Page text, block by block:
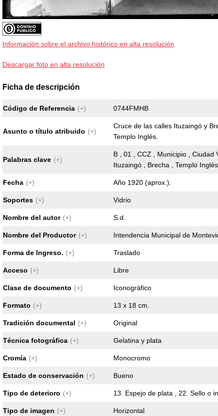
Información sobre el archivo histórico en alta resolución
Descargar foto en alta resolución
Ficha de descripción
Código de Referencia (+) 0744FMHB
Asunto o título atribuido (+)
Cruce de las calles Ituzaingó y
Templo Inglés.
Palabras clave (+)
B , 01 , CCZ , Municipio , Ciudad
Ituzaingó , Brecha , Templo Inglés
Fecha (+) Año 1920 (aprox.).
Soportes (+) Vidrio
Nombre del autor (+) S.d.
Nombre del Productor (+) Intendencia Municipal de
Forma de Ingreso. (+) Traslado
Acceso (+) Libre
Clase de documento (+) Iconográfico
Formato (+) 13 x 18 cm.
Tradición documental (+) Original
Técnica fotográfica (+) Gelatina y plata
Cromía (+) Monocromo
Estado de conservación (+) Bueno
Tipo de deterioro (+) 13. Espejo de plata , 22. Sello o
Tipo de imagen (+) Horizontal